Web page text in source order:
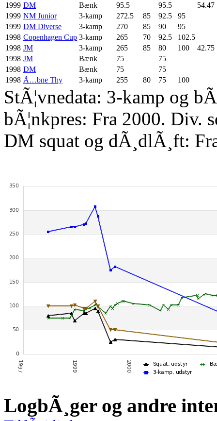
1999 DM Bænk 95.5 95.5
54.47
1999 NM Junior 3-kamp 272.5 85 92.5
95
1999 DM Diverse 3-kamp 270 85 90
95
1998 Copenhagen Cup 3-kamp 265 70 92.5
102.5
1998 JM 3-kamp 265 85 80 100
42.75
1998 JM Bænk 75
75
1998 DM Bænk 75
75
1998 Ã…bne Thy 3-kamp 255 80 75 100
StÃ¦vnedata: 3-kamp og
bÃ¦nkpres: Fra 2000. Div.
DM squat og dÃ¸dlÃ¸ft:
LogbÃ¸ger og andre